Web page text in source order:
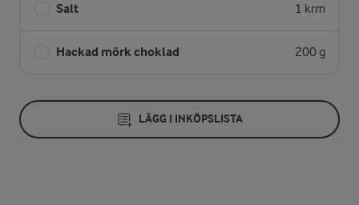
Salt 1 krm
Hackad mörk choklad 200 g
LÄGG I INKÖPSLISTA